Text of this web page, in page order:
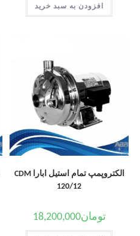
افزودن به سبد خرید
الکتروپمپ تمام استیل ابارا CDM
120/12
تومان18,200,000